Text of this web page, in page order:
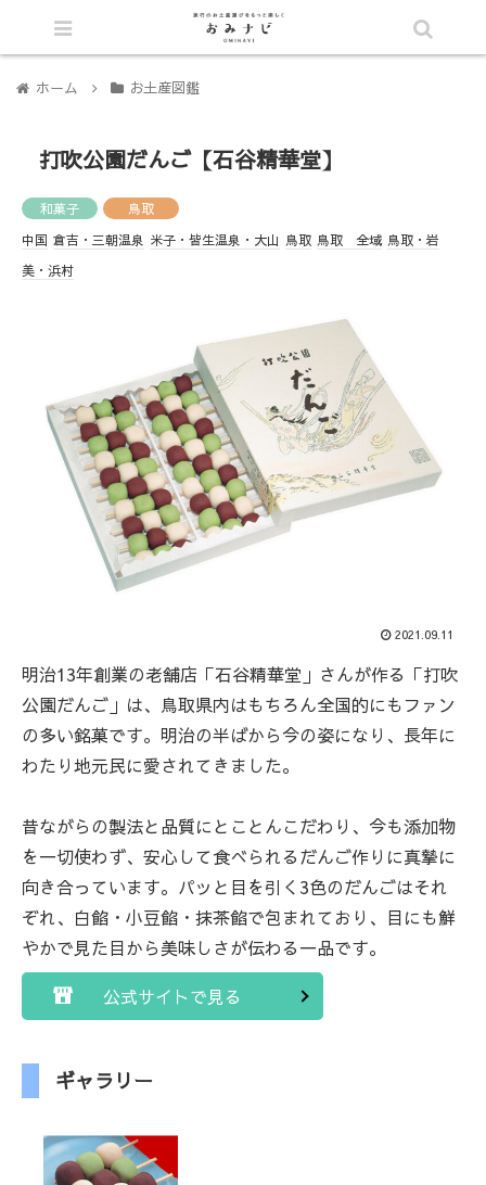
ホーム お土産図鑑
打吹公園だんご【石谷精華堂】
和菓子
鳥取
中国 倉吉・三朝温泉 米子・皆生温泉・大山 鳥取 鳥取 全域 鳥取・岩
美・浜村
2021.09.11
明治13年創業の老舗店「石谷精華堂」さんが作る「打吹
公園だんご」は、鳥取県内はもちろん全国的にもファン
の多い銘菓です。明治の半ばから今の姿になり、長年に
わたり地元民に愛されてきました。
昔ながらの製法と品質にとことんこだわり、今も添加物
を一切使わず、安心して食べられるだんご作りに真摯に
向き合っています。パッと目を引く3色のだんごはそれ
ぞれ、白餡・小豆餡・抹茶餡で包まれており、目にも鮮
やかで見た目から美味しさが伝わる一品です。
公式サイトで見る
ギャラリー
シェア